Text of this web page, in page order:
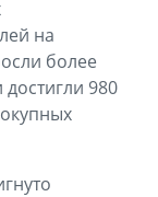
на
более
980